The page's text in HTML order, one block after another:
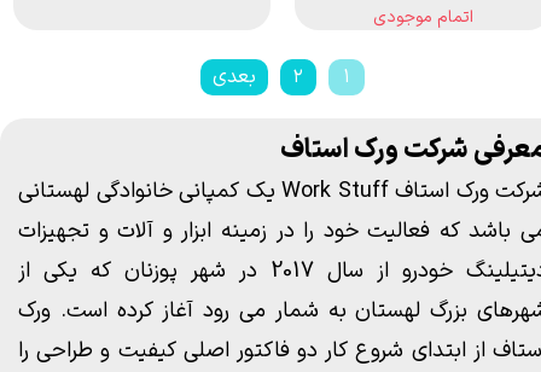
اتمام موجودی
۱ ۲ بعدی
شرکت ورک استاف
شرکت ورک استاف Work Stuff یک کمپانی خانوادگی لهستانی
باشد که فعالیت خود را در زمینه ابزار و آلات و تجهیزات
دیتیلینگ خودرو از سال 2017 در شهر پوزنان که یکی از
بزرگ لهستان به شمار می رود آغاز کرده است. ورک
از ابتدای شروع کار دو فاکتور اصلی کیفیت و طراحی را